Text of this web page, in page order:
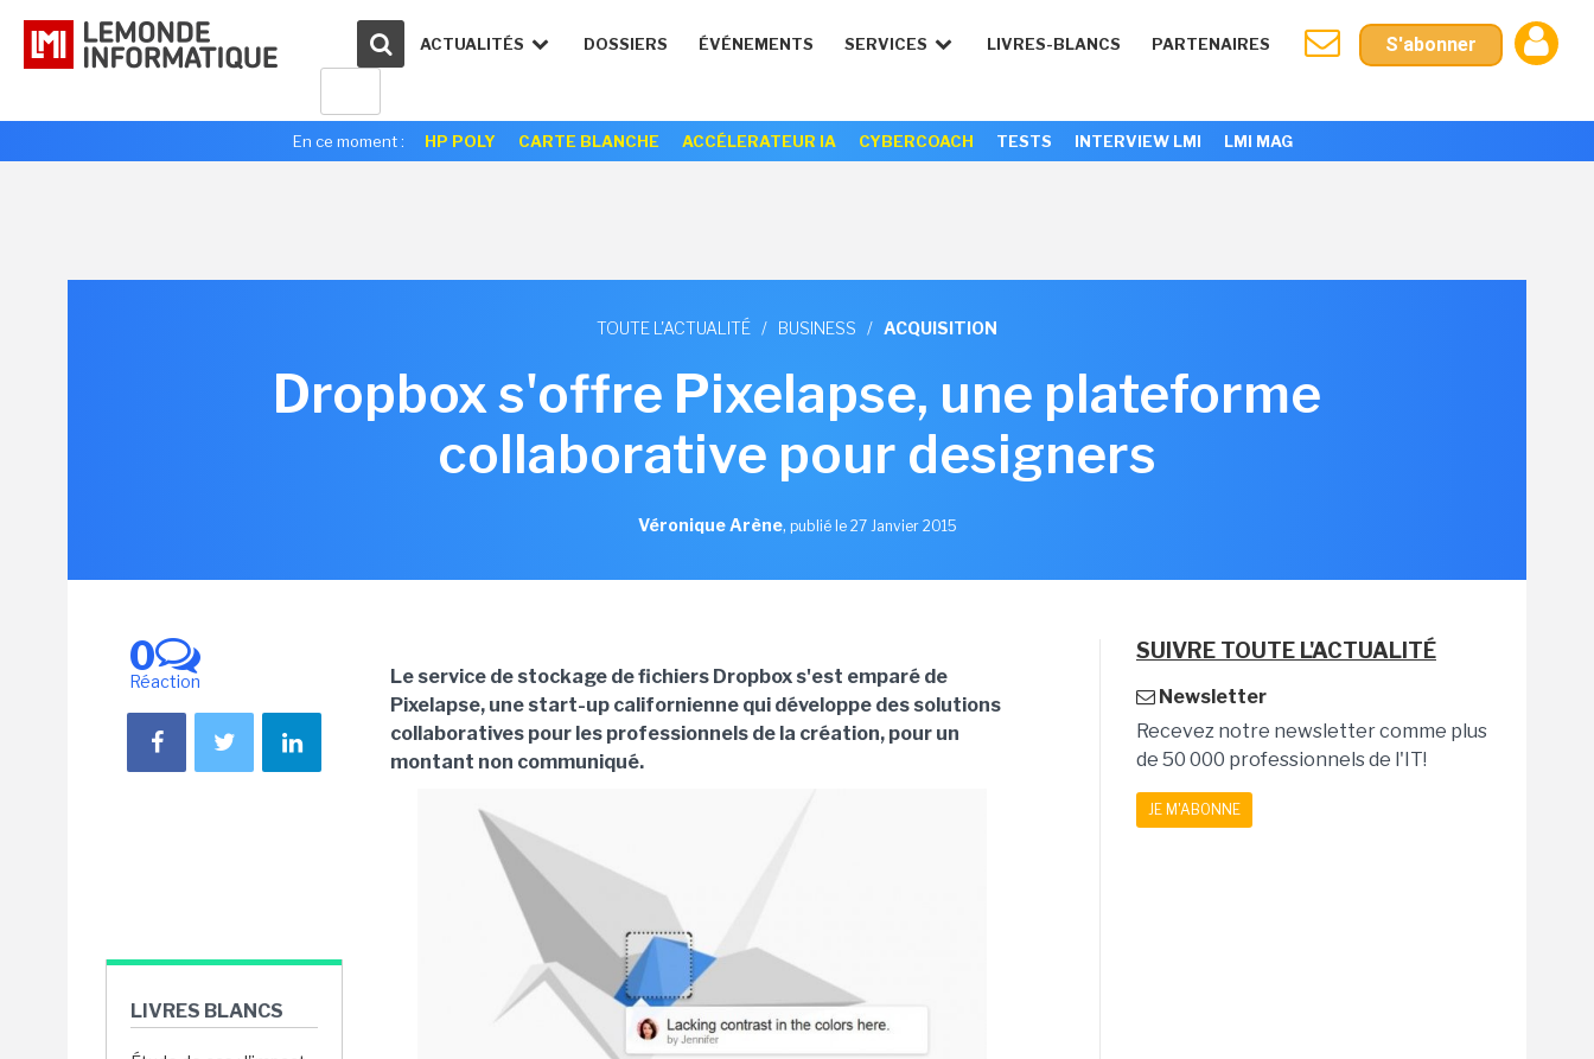
ACTUALITÉS DOSSIERS ÉVÉNEMENTS SERVICES LIVRES-BLANCS PARTENAIRES S'abonner
En ce moment : HP POLY CARTE BLANCHE ACCÉLERATEUR IA CYBERCOACH TESTS INTERVIEW LMI LMI MAG
TOUTE L'ACTUALITÉ / BUSINESS / ACQUISITION
Dropbox s'offre Pixelapse, une plateforme
collaborative pour designers
Véronique Arène, publié le 27 Janvier 2015
0
Réaction
LIVRES BLANCS
Le service de stockage de fichiers Dropbox s'est emparé de
Pixelapse, une start-up californienne qui développe des solutions
collaboratives pour les professionnels de la création, pour un
montant non communiqué.
SUIVRE TOUTE L'ACTUALITÉ
Newsletter
Recevez notre newsletter comme plus
de 50 000 professionnels de l'IT!
JE M'ABONNE